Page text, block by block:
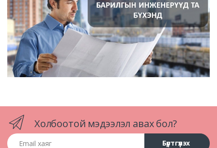
Холбоотой мэдээлэл авах бол?
Email хаяг
Бүртгүүлэх